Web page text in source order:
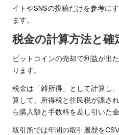
イトやSNSの投稿だけを参考に
ます。
税金の計算方法と確
ビットコインの売却で利益が出
ります。
税金は「雑所得」として計算し
算して、所得税と住民税が課さ
ら購入額と手数料を差し引いた
取引所では年間の取引履歴を